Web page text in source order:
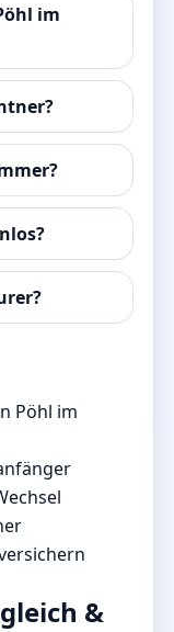
im
Pöhl im
&